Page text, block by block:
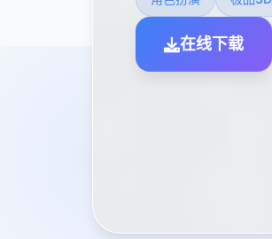
在线下载